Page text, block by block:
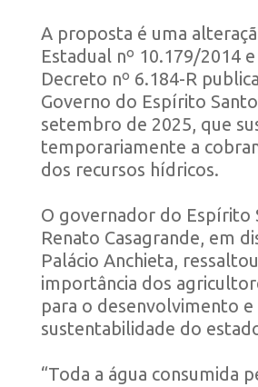
A proposta é uma
Estadual nº 10.179/2014
Decreto nº 6.184-R
Governo do Espírito
setembro de 2025, que
temporariamente a
dos recursos hídricos.
O governador do Espírito
Renato Casagrande, em
Palácio Anchieta,
importância dos
para o desenvolvimento e
sustentabilidade do
“Toda a água consumida